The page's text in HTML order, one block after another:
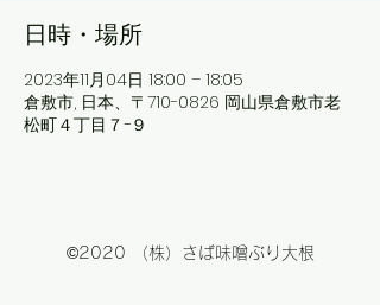
日時・場所
2023年11月04日 18:00 – 18:05
倉敷市, 日本、〒710-0826 岡山県倉敷市老
松町４丁目７−９
©2020 （株）さば味噌ぶり大根